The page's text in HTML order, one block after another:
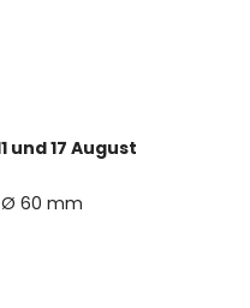
und 17 August
Ø 60 mm